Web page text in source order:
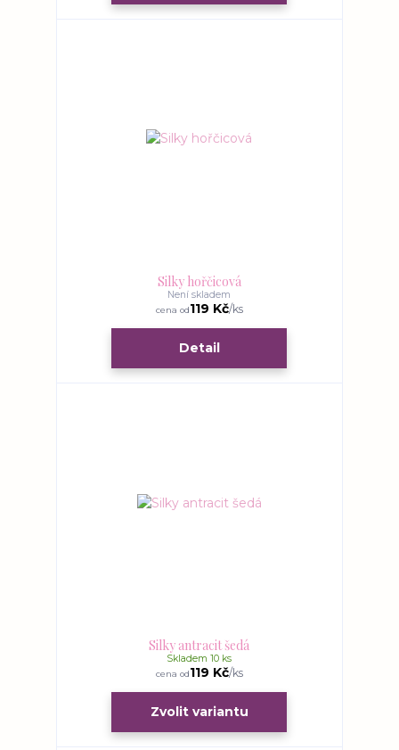
Silky hořčicová
cena od119 Kč/ks
Není skladem
Detail
Silky antracit šedá
cena od119 Kč/ks
Skladem 10 ks
Zvolit variantu